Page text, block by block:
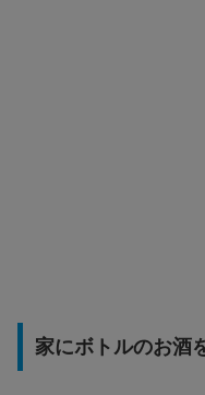
家にボトルのお酒